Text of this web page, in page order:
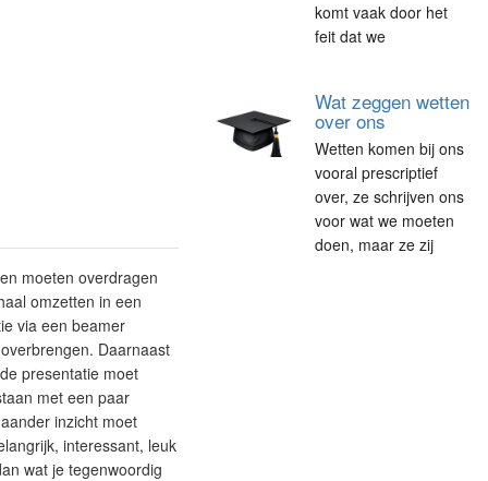
moeten overdragen
omzetten in een
via een beamer
Daarnaast
presentatie moet
met een paar
inzicht moet
interessant, leuk
wat je tegenwoordig
komt vaak door het
feit dat we
Wat zeggen wetten
over ons
Wetten komen bij ons
vooral prescriptief
over, ze schrijven ons
voor wat we moeten
doen, maar ze zij